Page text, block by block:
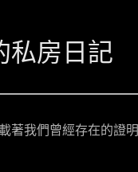
私房日記
著我們曾經存在的證明